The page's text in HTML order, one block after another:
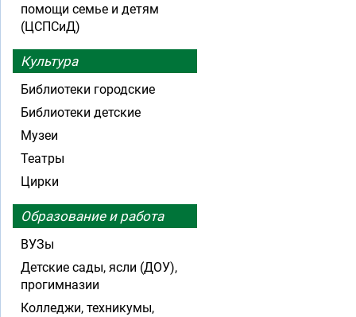
помощи семье и детям
(ЦСПСиД)
Культура
Библиотеки городские
Библиотеки детские
Музеи
Театры
Цирки
Образование и работа
ВУЗы
Детские сады, ясли (ДОУ),
прогимназии
Колледжи, техникумы,